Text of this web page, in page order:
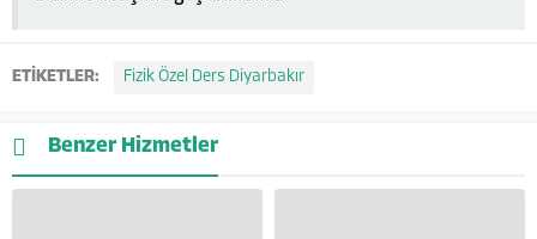
ETİKETLER: Fizik Özel Ders Diyarbakır
Benzer Hizmetler